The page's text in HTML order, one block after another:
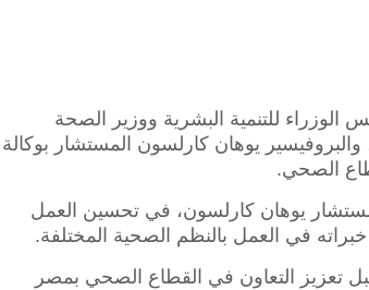
الوزراء للتنمية البشرية ووزير الصحة
يوهان كارلسون المستشار بوكالة
الصحي.
يوهان كارلسون، في تحسين العمل
في العمل بالنظم الصحية المختلفة.
تعزيز التعاون في القطاع الصحي بمصر